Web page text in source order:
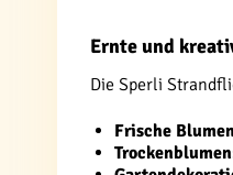
Ernte und
Die Sperli
Frische